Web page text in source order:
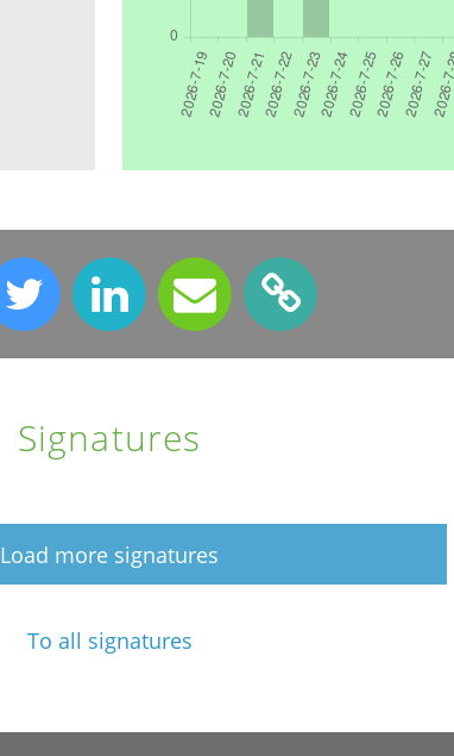
Signatures
Load more signatures
To all signatures